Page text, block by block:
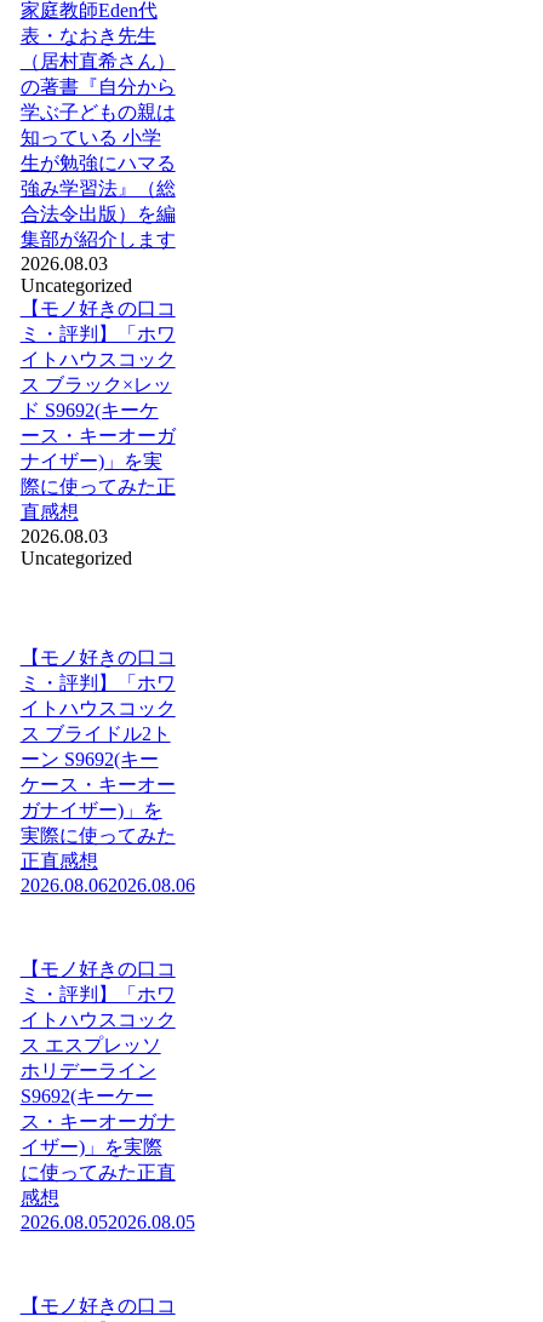
家庭教師Eden代
表・なおき先生
（居村直希さん）
の著書『自分から
学ぶ子どもの親は
知っている 小学
生が勉強にハマる
強み学習法』（総
合法令出版）を編
集部が紹介します
2026.08.03
Uncategorized
【モノ好きの口コ
ミ・評判】「ホワ
イトハウスコック
ス ブラック×レッ
ド S9692(キーケ
ース・キーオーガ
ナイザー)」を実
際に使ってみた正
直感想
2026.08.03
Uncategorized
【モノ好きの口コ
ミ・評判】「ホワ
イトハウスコック
ス ブライドル2ト
ーン S9692(キー
ケース・キーオー
ガナイザー)」を
実際に使ってみた
正直感想
2026.08.062026.08.06
【モノ好きの口コ
ミ・評判】「ホワ
イトハウスコック
ス エスプレッソ
ホリデーライン
S9692(キーケー
ス・キーオーガナ
イザー)」を実際
に使ってみた正直
感想
2026.08.052026.08.05
【モノ好きの口コ